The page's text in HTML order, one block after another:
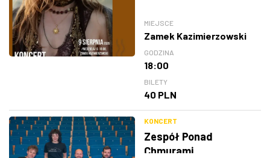
MIEJSCE
Zamek Kazimierzowski
GODZINA
18:00
BILETY
40 PLN
KONCERT
Zespół Ponad
Chmurami